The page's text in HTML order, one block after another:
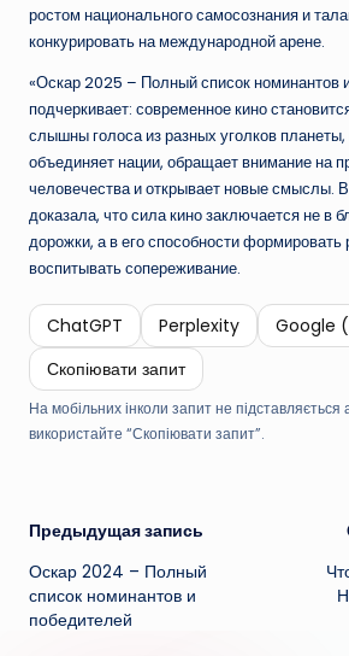
ростом национального самосознания и
конкурировать на международной арене.
«Оскар 2025 – Полный список номинантов
подчеркивает: современное кино
слышны голоса из разных уголков
объединяет нации, обращает внимание на
человечества и открывает новые смыслы.
доказала, что сила кино заключается не в
дорожки, а в его способности формировать
воспитывать сопереживание.
ChatGPT Perplexity
Google
Скопіювати запит
На мобільних інколи запит не
використайте “Скопіювати запит”.
Навигация
записи
Предыдущая запись
Оскар 2024 – Полный
список номинантов и
победителей